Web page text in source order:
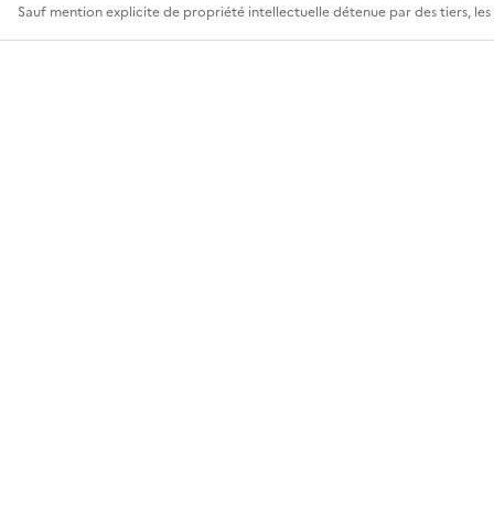
Sauf mention explicite de propriété intellectuelle détenue par des tiers,